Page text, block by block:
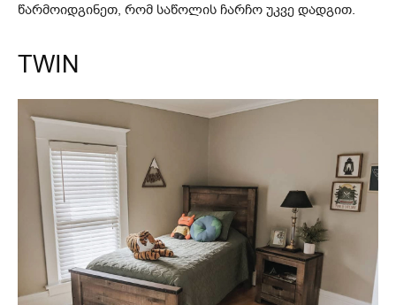
წარმოიდგინეთ, რომ საწოლის ჩარჩო უკვე დადგით.
TWIN